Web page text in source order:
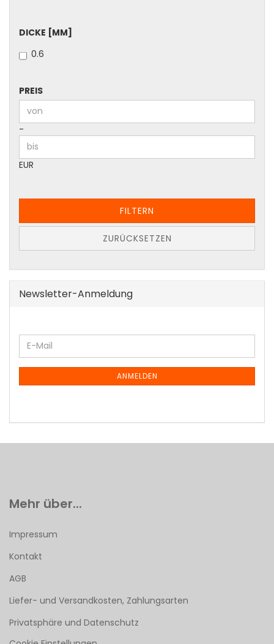
DICKE
DICKE [MM]
0.6
PREIS
PREIS
Preis bis
-
EUR
FILTERN
ZURÜCKSETZEN
Newsletter-Anmeldung
WEITER
ZUR
NEWSLETTER-
E-
Mail
ANMELDEN
Mehr über...
Impressum
Kontakt
AGB
Liefer- und Versandkosten, Zahlungsarten
Privatsphäre und Datenschutz